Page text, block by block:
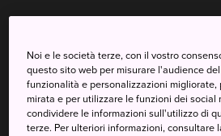
Da non perdere
Il Tempio Daishoin in
foliage dai colori rosso e oro
Noi e le società terze, con il vostro
questo sito web per misurare l'audience
funzionalità e personalizzazioni migliorate,
mirata e per utilizzare le funzioni dei social
condividere le informazioni sull'utilizzo di
terze. Per ulteriori informazioni, consultare